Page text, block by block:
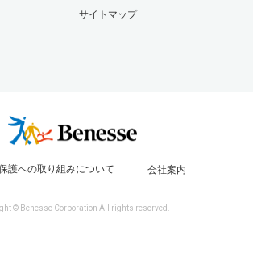
サイトマップ
護への取り組みについて 会社案内
© Benesse Corporation All rights reserved.